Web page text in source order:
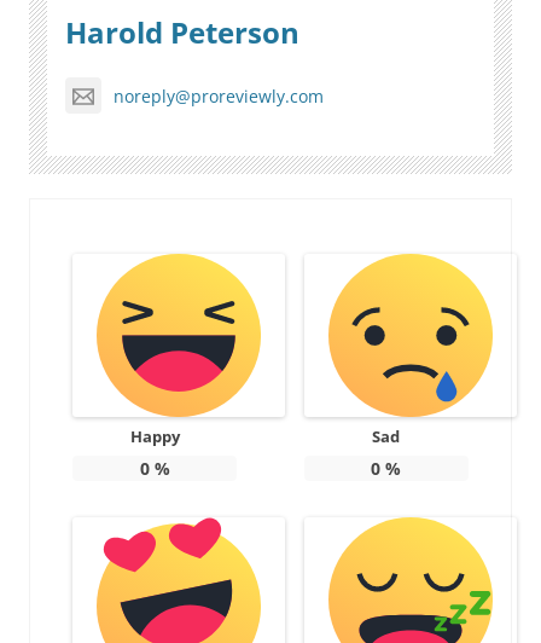
Harold Peterson
noreply@proreviewly.com
Happy
0%
Sad
0 %